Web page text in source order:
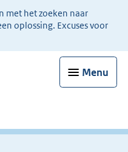
met het zoeken naar
oplossing. Excuses voor
Menu